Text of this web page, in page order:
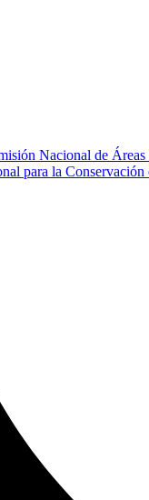
Nacional de Áreas
para la